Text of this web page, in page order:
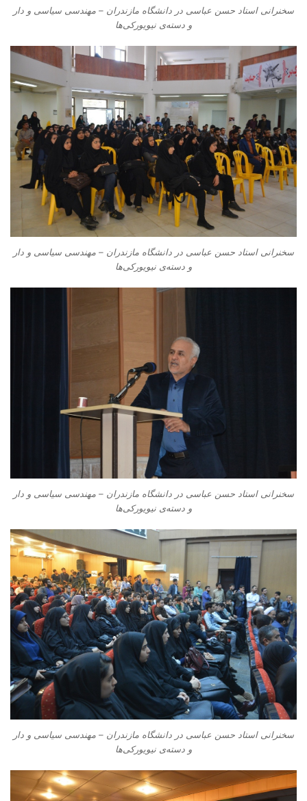
سخنرانی استاد حسن عباسی در دانشگاه مازندران – مهندسی سیاسی و دار
و دسته‌‌ی نیویورکی‌ها
سخنرانی استاد حسن عباسی در دانشگاه مازندران – مهندسی سیاسی و دار
و دسته‌‌ی نیویورکی‌ها
سخنرانی استاد حسن عباسی در دانشگاه مازندران – مهندسی سیاسی و دار
و دسته‌‌ی نیویورکی‌ها
سخنرانی استاد حسن عباسی در دانشگاه مازندران – مهندسی سیاسی و دار
و دسته‌‌ی نیویورکی‌ها